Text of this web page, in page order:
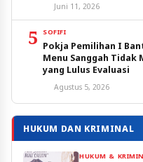
Juni 11, 2026
5 SOFIFI
Pokja Pemilihan I
Menu Sanggah Tidak
yang Lulus Evaluasi
Agustus 5, 2026
HUKUM DAN KRIMINAL
HUKUM &